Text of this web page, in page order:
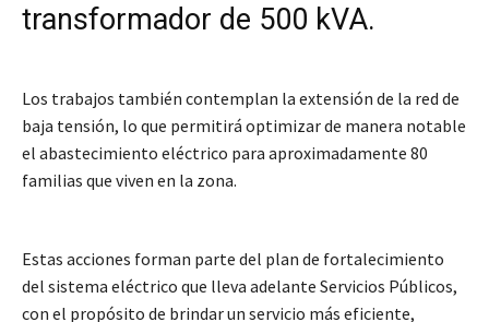
transformador de 500 kVA.
Los trabajos también contemplan la extensión de la red de
baja tensión, lo que permitirá optimizar de manera notable
el abastecimiento eléctrico para aproximadamente 80
familias que viven en la zona.
Estas acciones forman parte del plan de fortalecimiento
del sistema eléctrico que lleva adelante Servicios Públicos,
con el propósito de brindar un servicio más eficiente,